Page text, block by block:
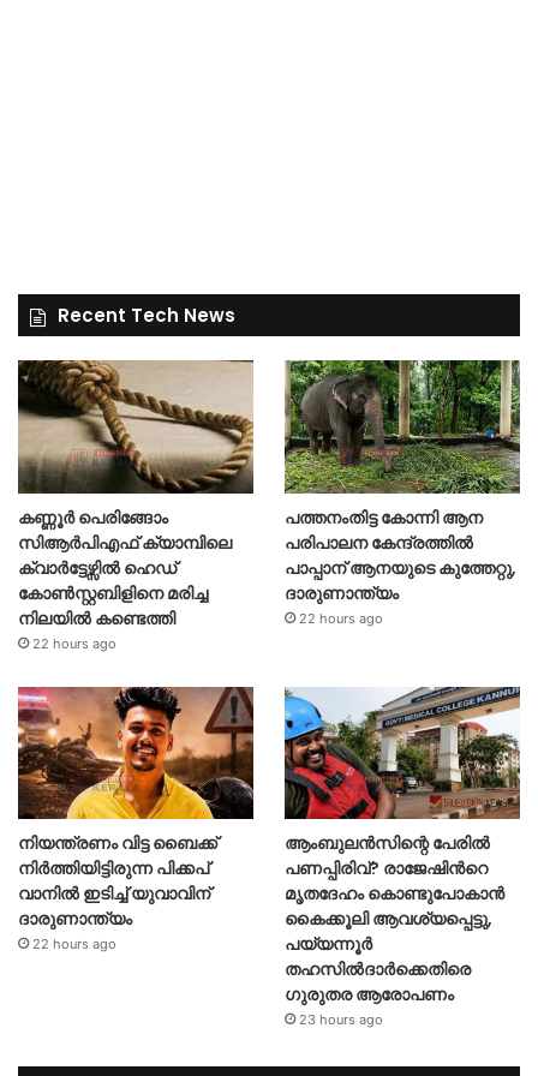
Recent Tech News
കണ്ണൂർ പെരിങ്ങോം
സിആർപിഎഫ് ക്യാമ്പിലെ
ക്വാർട്ടേഴ്സിൽ ഹെഡ്
കോൺസ്റ്റബിളിനെ മരിച്ച
നിലയിൽ കണ്ടെത്തി
22 hours ago
പത്തനംതിട്ട കോന്നി ആന
പരിപാലന കേന്ദ്രത്തിൽ
പാപ്പാന് ആനയുടെ കുത്തേറ്റു,
ദാരുണാന്ത്യം
22 hours ago
നിയന്ത്രണം വിട്ട ബൈക്ക്
നിർത്തിയിട്ടിരുന്ന പിക്കപ്
വാനിൽ ഇടിച്ച് യുവാവിന്
ദാരുണാന്ത്യം
22 hours ago
ആംബുലൻസിന്റെ പേരിൽ
പണപ്പിരിവ്? രാജേഷിന്‍റെ
മൃതദേഹം കൊണ്ടുപോകാൻ
കൈക്കൂലി ആവശ്യപ്പെട്ടു,
പയ്യന്നൂർ
തഹസിൽദാർക്കെതിരെ
ഗുരുതര ആരോപണം
23 hours ago